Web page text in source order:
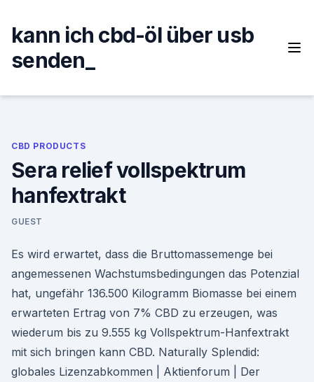
content
kann ich cbd-öl über usb
senden_
CBD PRODUCTS
Sera relief vollspektrum
hanfextrakt
GUEST
Es wird erwartet, dass die Bruttomassemenge bei
angemessenen Wachstumsbedingungen das Potenzial
hat, ungefähr 136.500 Kilogramm Biomasse bei einem
erwarteten Ertrag von 7% CBD zu erzeugen, was
wiederum bis zu 9.555 kg Vollspektrum-Hanfextrakt
mit sich bringen kann CBD. Naturally Splendid:
globales Lizenzabkommen | Aktienforum | Der